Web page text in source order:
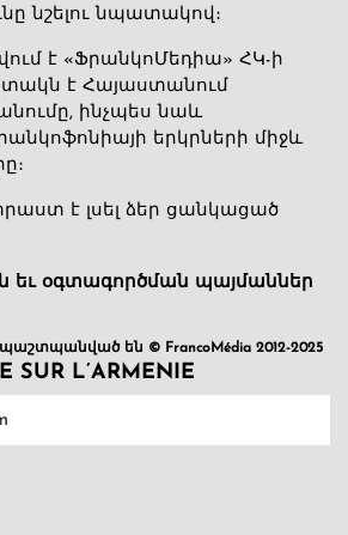
նշելու նպատակով։
է «ՖրանկոՄեդիա» ՀԿ-ի
է Հայաստանում
ինչպես նաև
երկրների միջև
է լսել ձեր ցանկացած
եւ օգտագործման պայմաններ
են © FrancoMédia 2012-2025
SUR L’ARMENIE